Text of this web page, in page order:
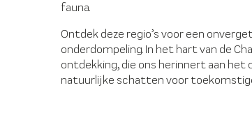
fauna.
Ontdek deze regio’s voor een
onderdompeling. In het hart van de
ontdekking, die ons herinnert aan het
natuurlijke schatten voor